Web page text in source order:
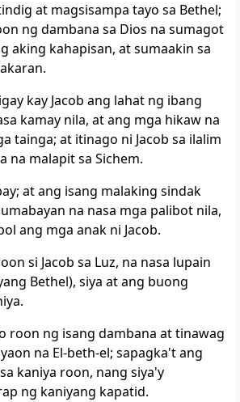
at magsisampa tayo sa Bethel;
ng dambana sa Dios na sumagot
aking kahapisan, at sumaakin sa
kay Jacob ang lahat ng ibang
kamay nila, at ang mga hikaw na
tainga; at itinago ni Jacob sa ilalim
na malapit sa Sichem.
at ang isang malaking sindak
na nasa mga palibot nila,
ang mga anak ni Jacob.
si Jacob sa Luz, na nasa lupain
Bethel), siya at ang buong
roon ng isang dambana at tinawag
na El-beth-el; sapagka't ang
kaniya roon, nang siya'y
ng kaniyang kapatid.